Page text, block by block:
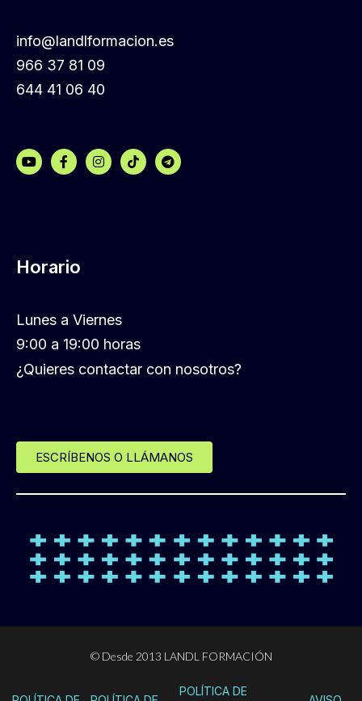
info@landlformacion.es
966 37 81 09
644 41 06 40
Horario
Lunes a Viernes
9:00 a 19:00 horas
¿Quieres contactar con nosotros?
ESCRÍBENOS O LLÁMANOS
© Desde 2013 LANDL FORMACIÓN
POLÍTICA DE